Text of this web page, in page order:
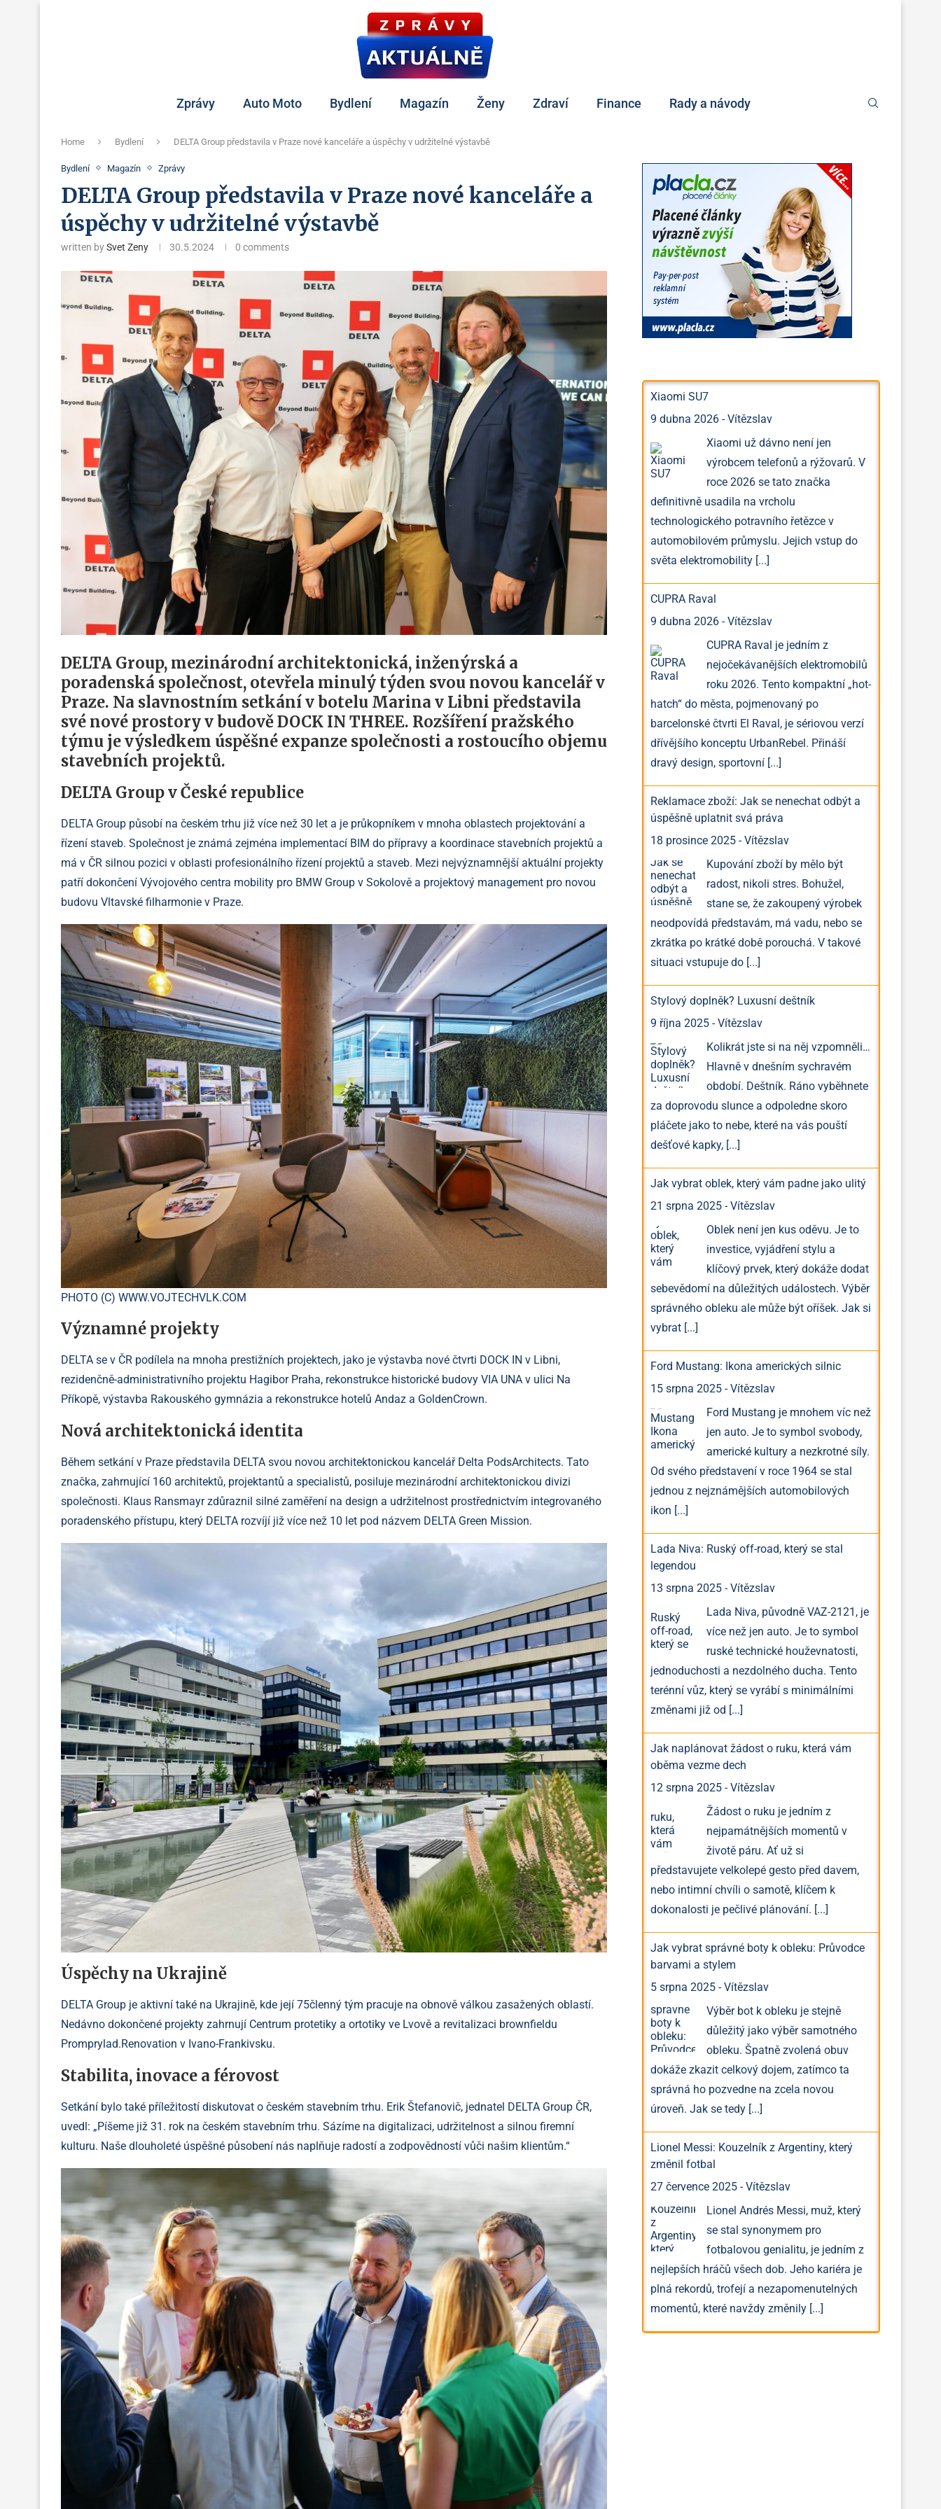
Zprávy Auto Moto Bydlení Magazín Ženy Zdraví Finance Rady a návody
Home Bydlení DELTA Group představila v Praze nové kanceláře a úspěchy v udržitelné výstavbě
Bydlení Magazín Zprávy
DELTA Group představila v Praze nové kanceláře a
úspěchy v udržitelné výstavbě
written bySvet Zeny 30.5.2024 0 comments
DELTA Group, mezinárodní architektonická, inženýrská a
poradenská společnost, otevřela minulý týden svou novou kancelář v
Praze. Na slavnostním setkání v botelu Marina v Libni představila
své nové prostory v budově DOCK IN THREE. Rozšíření pražského
týmu je výsledkem úspěšné expanze společnosti a rostoucího objemu
stavebních projektů.
DELTA Group v České republice
DELTA Group působí na českém trhu již více než 30 let a je průkopníkem v mnoha oblastech projektování a
řízení staveb. Společnost je známá zejména implementací BIM do přípravy a koordinace stavebních projektů a
má v ČR silnou pozici v oblasti profesionálního řízení projektů a staveb. Mezi nejvýznamnější aktuální projekty
patří dokončení Vývojového centra mobility pro BMW Group v Sokolově a projektový management pro novou
budovu Vltavské filharmonie v Praze.
PHOTO (C) WWW.VOJTECHVLK.COM
Významné projekty
DELTA se v ČR podílela na mnoha prestižních projektech, jako je výstavba nové čtvrti DOCK IN v Libni,
rezidenčně-administrativního projektu Hagibor Praha, rekonstrukce historické budovy VIA UNA v ulici Na
Příkopě, výstavba Rakouského gymnázia a rekonstrukce hotelů Andaz a GoldenCrown.
Nová architektonická identita
Během setkání v Praze představila DELTA svou novou architektonickou kancelář Delta PodsArchitects. Tato
značka, zahrnující 160 architektů, projektantů a specialistů, posiluje mezinárodní architektonickou divizi
společnosti. Klaus Ransmayr zdůraznil silné zaměření na design a udržitelnost prostřednictvím integrovaného
poradenského přístupu, který DELTA rozvíjí již více než 10 let pod názvem DELTA Green Mission.
Úspěchy na Ukrajině
DELTA Group je aktivní také na Ukrajině, kde její 75členný tým pracuje na obnově válkou zasažených oblastí.
Nedávno dokončené projekty zahrnují Centrum protetiky a ortotiky ve Lvově a revitalizaci brownfieldu
Promprylad.Renovation v Ivano-Frankivsku.
Stabilita, inovace a férovost
Setkání bylo také příležitostí diskutovat o českém stavebním trhu. Erik Štefanovič, jednatel DELTA Group ČR,
uvedl: „Píšeme již 31. rok na českém stavebním trhu. Sázíme na digitalizaci, udržitelnost a silnou firemní
kulturu. Naše dlouholeté úspěšné působení nás naplňuje radostí a zodpovědností vůči našim klientům.“
Xiaomi SU7
9 dubna 2026 -Vítězslav
Xiaomi už dávno není jen
výrobcem telefonů a rýžovarů. V
roce 2026 se tato značka
definitivně usadila na vrcholu
technologického potravního řetězce v
automobilovém průmyslu. Jejich vstup do
světa elektromobility [...]
CUPRA Raval
9 dubna 2026 -Vítězslav
CUPRA Raval je jedním z
nejočekávanějších elektromobilů
roku 2026. Tento kompaktní „hot-
hatch“ do města, pojmenovaný po
barcelonské čtvrti El Raval, je sériovou verzí
dřívějšího konceptu UrbanRebel. Přináší
dravý design, sportovní [...]
Reklamace zboží: Jak se nenechat odbýt a
úspěšně uplatnit svá práva
18 prosince 2025 -Vítězslav
Kupování zboží by mělo být
radost, nikoli stres. Bohužel,
stane se, že zakoupený výrobek
neodpovídá představám, má vadu, nebo se
zkrátka po krátké době porouchá. V takové
situaci vstupuje do [...]
Stylový doplněk? Luxusní deštník
9 října 2025 -Vítězslav
Kolikrát jste si na něj vzpomněli…
Hlavně v dnešním sychravém
období. Deštník. Ráno vyběhnete
za doprovodu slunce a odpoledne skoro
pláčete jako to nebe, které na vás pouští
dešťové kapky, [...]
Jak vybrat oblek, který vám padne jako ulitý
21 srpna 2025 -Vítězslav
Oblek není jen kus oděvu. Je to
investice, vyjádření stylu a
klíčový prvek, který dokáže dodat
sebevědomí na důležitých událostech. Výběr
správného obleku ale může být oříšek. Jak si
vybrat [...]
Ford Mustang: Ikona amerických silnic
15 srpna 2025 -Vítězslav
Ford Mustang je mnohem víc než
jen auto. Je to symbol svobody,
americké kultury a nezkrotné síly.
Od svého představení v roce 1964 se stal
jednou z nejznámějších automobilových
ikon [...]
Lada Niva: Ruský off-road, který se stal
legendou
13 srpna 2025 -Vítězslav
Lada Niva, původně VAZ-2121, je
více než jen auto. Je to symbol
ruské technické houževnatosti,
jednoduchosti a nezdolného ducha. Tento
terénní vůz, který se vyrábí s minimálními
změnami již od [...]
Jak naplánovat žádost o ruku, která vám
oběma vezme dech
12 srpna 2025 -Vítězslav
Žádost o ruku je jedním z
nejpamátnějších momentů v
životě páru. Ať už si
představujete velkolepé gesto před davem,
nebo intimní chvíli o samotě, klíčem k
dokonalosti je pečlivé plánování. [...]
Jak vybrat správné boty k obleku: Průvodce
barvami a stylem
5 srpna 2025 -Vítězslav
Výběr bot k obleku je stejně
důležitý jako výběr samotného
obleku. Špatně zvolená obuv
dokáže zkazit celkový dojem, zatímco ta
správná ho pozvedne na zcela novou
úroveň. Jak se tedy [...]
Lionel Messi: Kouzelník z Argentiny, který
změnil fotbal
27 července 2025 -Vítězslav
Lionel Andrés Messi, muž, který
se stal synonymem pro
fotbalovou genialitu, je jedním z
nejlepších hráčů všech dob. Jeho kariéra je
plná rekordů, trofejí a nezapomenutelných
momentů, které navždy změnily [...]